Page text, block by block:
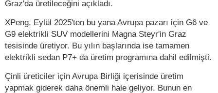
Graz'da üretileceğini açıkladı.
XPeng, Eylül 2025'ten bu yana Avrupa pazarı için G6 ve
G9 elektrikli SUV modellerini Magna Steyr'in Graz
tesisinde üretiyor. Bu yılın başlarında ise tamamen
elektrikli sedan P7+ da üretim programına dahil edilmişti.
Çinli üreticiler için Avrupa Birliği içerisinde üretim
yapmak giderek daha önemli hale geliyor. Bunun en